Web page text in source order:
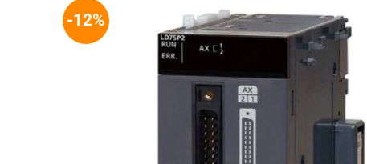
-12%